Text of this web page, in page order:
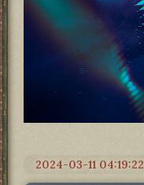
2024-03-11 04:19:22